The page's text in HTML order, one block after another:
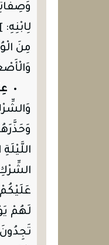
لِابْنِهِ: ]
مِنَ
لَهُمْ